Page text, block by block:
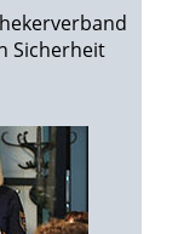
Sicherheit